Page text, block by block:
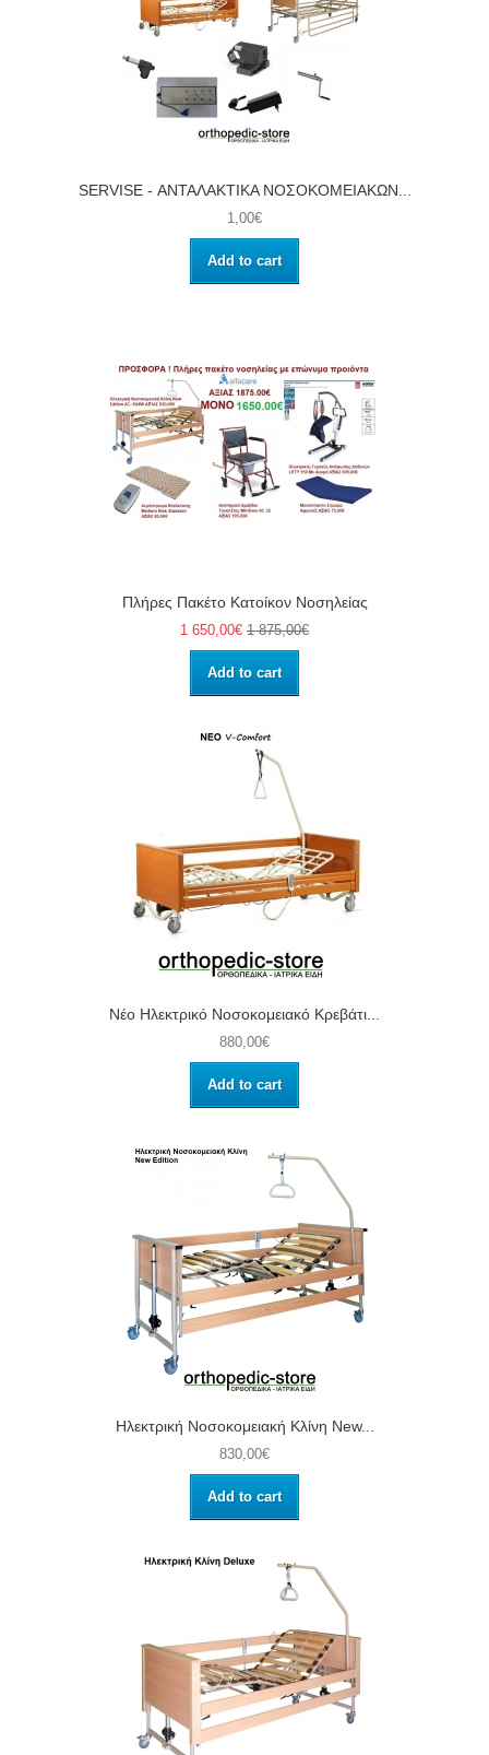
SERVISE - ΑΝΤΑΛΑΚΤΙΚΑ ΝΟΣΟΚΟΜΕΙΑΚΩΝ...
1,00€
Add to cart
Πλήρες Πακέτο Κατοίκον Νοσηλείας
1 650,00€ 1 875,00€
Add to cart
Νέο Ηλεκτρικό Νοσοκομειακό Κρεβάτι...
880,00€
Add to cart
Ηλεκτρική Νοσοκομειακή Κλίνη New...
830,00€
Add to cart